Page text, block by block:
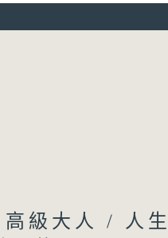
級大人 / 人生